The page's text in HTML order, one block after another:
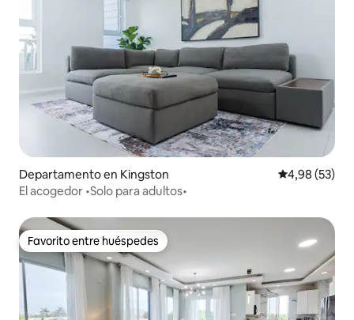
Departamento en Kingston Calificación
4,98 (53)
El acogedor •Solo para adultos•
Favorito entre huéspedes
Favorito entre huéspedes